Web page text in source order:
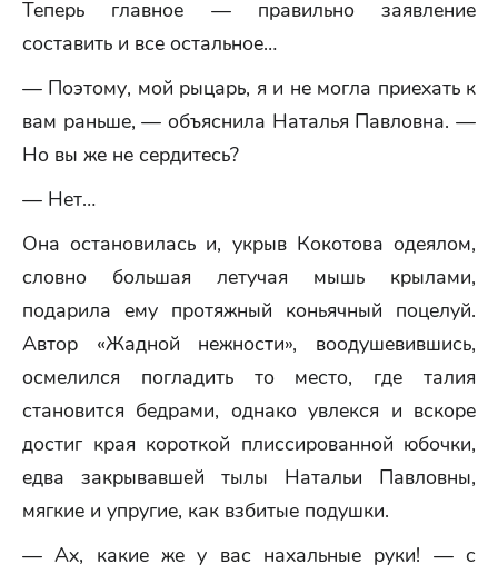
Теперь главное — правильно заявление
составить и все остальное…
— Поэтому, мой рыцарь, я и не могла приехать к
вам раньше, — объяснила Наталья Павловна. —
Но вы же не сердитесь?
— Нет…
Она остановилась и, укрыв Кокотова одеялом,
словно большая летучая мышь крылами,
подарила ему протяжный коньячный поцелуй.
Автор «Жадной нежности», воодушевившись,
осмелился погладить то место, где талия
становится бедрами, однако увлекся и вскоре
достиг края короткой плиссированной юбочки,
едва закрывавшей тылы Натальи Павловны,
мягкие и упругие, как взбитые подушки.
— Ах, какие же у вас нахальные руки! — с